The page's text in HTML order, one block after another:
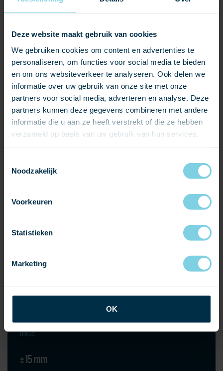
Deze website maakt gebruik van cookies
We gebruiken cookies om content en advertenties te
personaliseren, om functies voor social media te bieden
en om ons websiteverkeer te analyseren. Ook delen we
informatie over uw gebruik van onze site met onze
partners voor social media, adverteren en analyse. Deze
partners kunnen deze gegevens combineren met andere
informatie die u aan ze heeft verstrekt of die ze hebben
verzameld op basis van uw gebruik van hun services.
Noodzakelijk
Voorkeuren
Statistieken
Marketing
OK
Kleur leisteen:
paars bruin
Soort product:
renovatie
Dikte:
± 15 mm